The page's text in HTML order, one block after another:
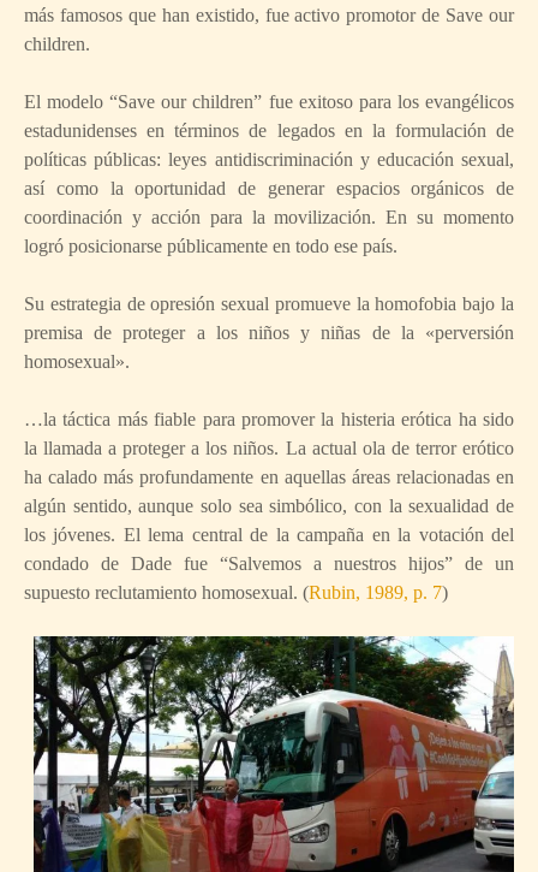
más famosos que han existido, fue activo promotor de Save our
children.
El modelo “Save our children” fue exitoso para los evangélicos
estadunidenses en términos de legados en la formulación de
políticas públicas: leyes antidiscriminación y educación sexual,
así como la oportunidad de generar espacios orgánicos de
coordinación y acción para la movilización. En su momento
logró posicionarse públicamente en todo ese país.
Su estrategia de opresión sexual promueve la homofobia bajo la
premisa de proteger a los niños y niñas de la «perversión
homosexual».
…la táctica más fiable para promover la histeria erótica ha sido
la llamada a proteger a los niños. La actual ola de terror erótico
ha calado más profundamente en aquellas áreas relacionadas en
algún sentido, aunque solo sea simbólico, con la sexualidad de
los jóvenes. El lema central de la campaña en la votación del
condado de Dade fue “Salvemos a nuestros hijos” de un
supuesto reclutamiento homosexual. (Rubin, 1989, p. 7)